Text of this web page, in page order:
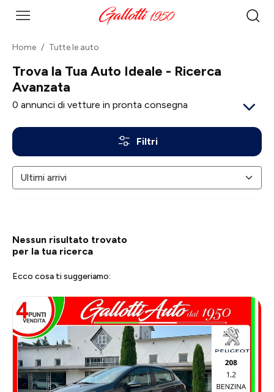
Home Tutte le auto
Trova la Tua Auto Ideale - Ricerca
Avanzata
0 annunci di vetture in pronta consegna
Filtri
Nessun risultato trovato
per la tua ricerca
Ecco cosa ti suggeriamo: